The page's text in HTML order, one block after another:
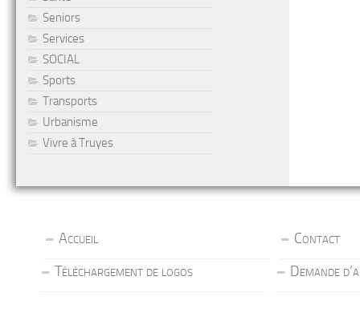
Seniors
Services
SOCIAL
Sports
Transports
Urbanisme
Vivre à Truyes
Accueil
Contact
Téléchargement de logos
Demande